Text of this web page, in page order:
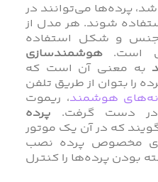
شد، پرده‌ها می‌توانند در
شوند. هر مدل از
جنس و شکل استفاده
است. هوشمندسازی
به معنی آن است که
را بتوان از طریق تلفن
هوشمند، ریموت
در دست گرفت. پرده
که در آن یک موتور
مخصوص پرده نصب
بودن پرده‌ها را کنترل